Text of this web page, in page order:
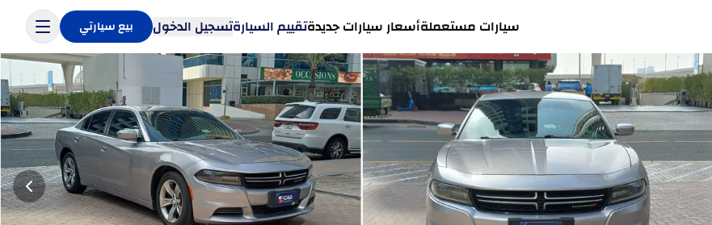
سيارات مستعملةأسعار سيارات جديدةتقييم السيارةتسجيل الدخول بيع سيارتي